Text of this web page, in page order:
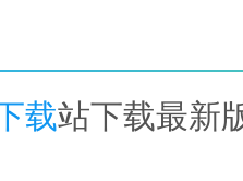
载站下载最新